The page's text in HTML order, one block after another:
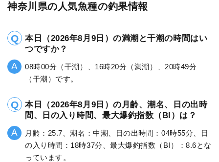
神奈川県の人気魚種の釣果情報
本日（2026年8月9日）の満潮と干潮の時間はい
つですか？
08時00分（干潮）、16時20分（満潮）、20時49分
（干潮）です。
本日（2026年8月9日）の月齢、潮名、日の出時
間、日の入り時間、最大爆釣指数（BI）は？
月齢：25.7、潮名：中潮、日の出時間：04時55分、日
の入り時間：18時37分、最大爆釣指数（BI）：8.6とな
っています。